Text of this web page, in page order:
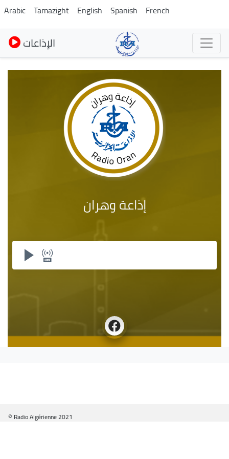
Pasar
al
contenido
principal
Arabic Tamazight English Spanish French
الإذاعات
إذاعة وهران
© Radio Algérienne 2021